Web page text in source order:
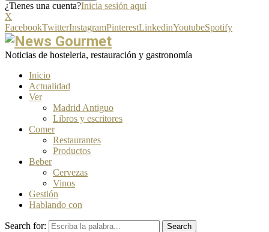
¿Tienes una cuenta?Inicia sesión aquí
X
FacebookTwitterInstagramPinterestLinkedinYoutubeSpotify
Noticias de hosteleria, restauración y gastronomía
Inicio
Actualidad
Ver
Madrid Antiguo
Libros y escritores
Comer
Restaurantes
Productos
Beber
Cervezas
Vinos
Gestión
Hablando con
Search for:
Search